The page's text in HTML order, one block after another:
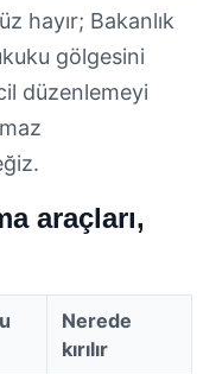
hayır; Bakanlık
gölgesini
düzenlemeyi
araçları,
Nerede
kırılır